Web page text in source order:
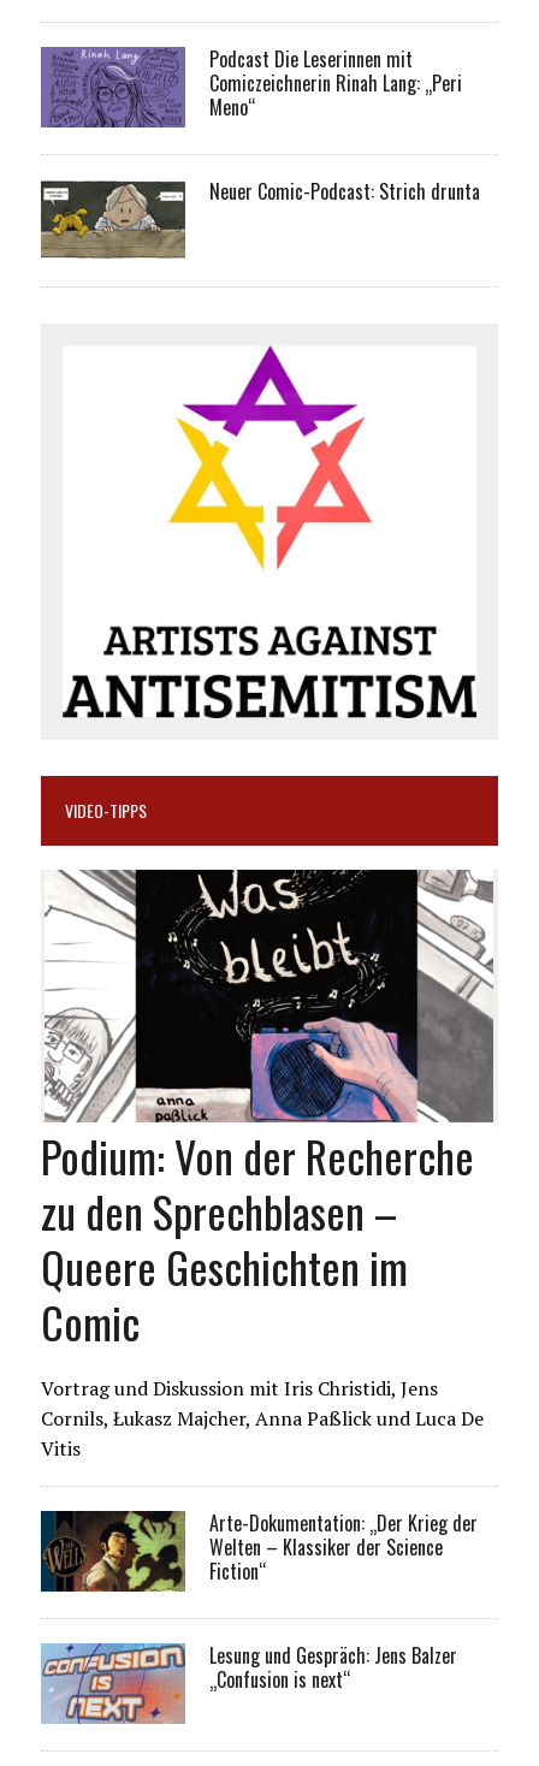
Podcast Die Leserinnen mit
Comiczeichnerin Rinah Lang: „Peri
Meno“
Neuer Comic-Podcast: Strich drunta
VIDEO-TIPPS
Podium: Von der Recherche
zu den Sprechblasen –
Queere Geschichten im
Comic
Vortrag und Diskussion mit Iris Christidi, Jens
Cornils, Łukasz Majcher, Anna Paßlick und Luca De
Vitis
Arte-Dokumentation: „Der Krieg der
Welten – Klassiker der Science
Fiction“
Lesung und Gespräch: Jens Balzer
„Confusion is next“